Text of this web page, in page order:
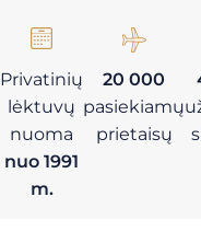
Privatinių
lėktuvų
nuoma
nuo 1991
m.
20 000
pasiekiamų
prietaisų